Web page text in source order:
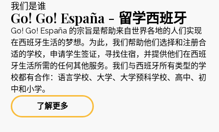
我们是谁
Go! Go! España - 留学西班牙
Go! Go! España 的宗旨是帮助来自世界各地的人们实现
在西班牙生活的梦想。为此，我们帮助他们选择和注册合
适的学校，申请学生签证，寻找住宿，并提供他们在西班
牙生活所需的任何其他服务。我们与西班牙所有类型的学
校都有合作：语言学校、大学、大学预科学校、高中、初
中和小学。
了解更多